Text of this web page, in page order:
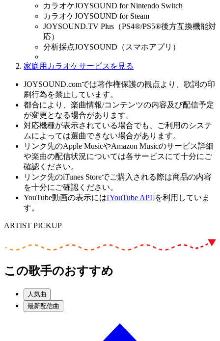
カラオケJOYSOUND for Nintendo Switch
カラオケJOYSOUND for Steam
JOYSOUND.TV Plus（PS4®/PS5®後方互換機能対
応）
分析採点JOYSOUND（スマホアプリ）
家庭用カラオケサービスを見る
JOYSOUND.comでは著作権保護の観点より、歌詞の印
刷行為を禁止しています。
都合により、楽曲情報/コンテンツの内容及び配信予定
が変更となる場合があります。
対応機種が表示されている場合でも、ご利用のシステ
ムによっては選曲できない場合があります。
リンク先のApple MusicやAmazon Musicのサービス詳細
や楽曲の配信状況については各サービスにて十分にご
確認ください。
リンク先のiTunes Storeでご購入される際は商品の内容
を十分にご確認ください。
YouTube動画の表示には[YouTube API]を利用していま
す。
ARTIST PICKUP
この歌手のおすすめ
人気曲
最新配信曲